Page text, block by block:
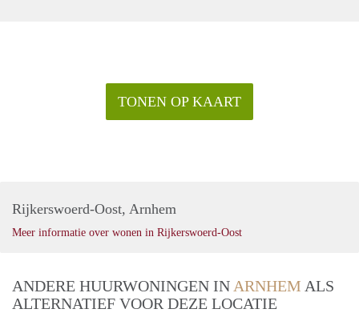
TONEN OP KAART
Rijkerswoerd-Oost, Arnhem
Meer informatie over wonen in Rijkerswoerd-Oost
ANDERE HUURWONINGEN IN ARNHEM ALS
ALTERNATIEF VOOR DEZE LOCATIE